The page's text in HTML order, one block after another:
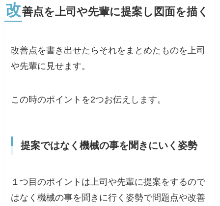
改善点を上司や先輩に提案し図面を描く
改善点を書き出せたらそれをまとめたものを上司
や先輩に見せます。
この時のポイントを2つお伝えします。
提案ではなく機械の事を聞きにいく姿勢
１つ目のポイントは上司や先輩に提案をするので
はなく機械の事を聞きに行く姿勢で問題点や改善